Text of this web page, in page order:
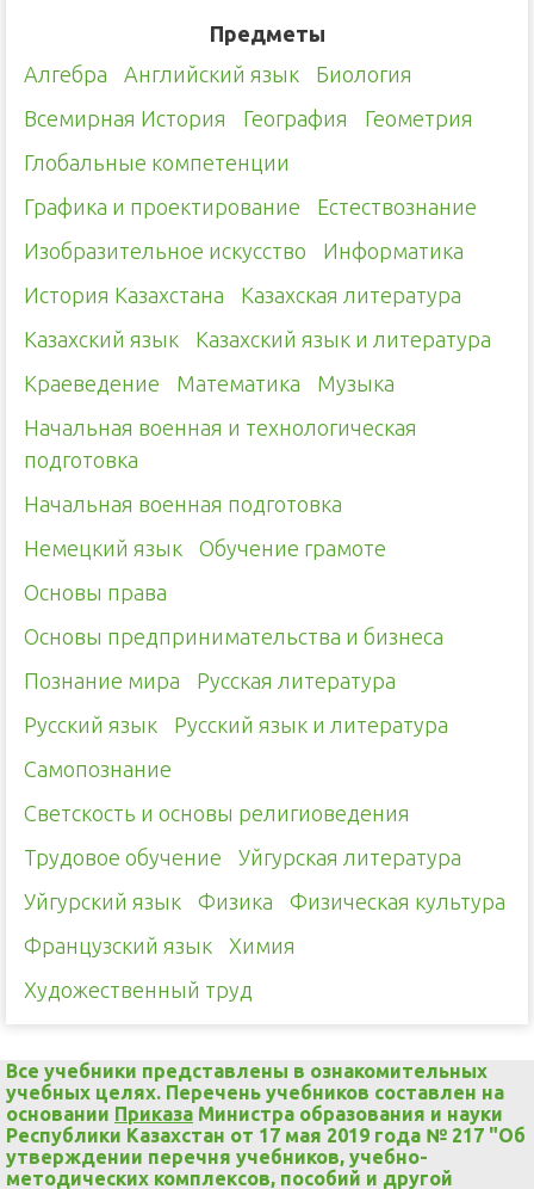
Предметы
Алгебра
Английский язык
Биология
Всемирная История
География
Геометрия
Глобальные компетенции
Графика и проектирование
Естествознание
Изобразительное искусство
Информатика
История Казахстана
Казахская литература
Казахский язык
Казахский язык и литература
Краеведение
Математика
Музыка
Начальная военная и технологическая
подготовка
Начальная военная подготовка
Немецкий язык
Обучение грамоте
Основы права
Основы предпринимательства и бизнеса
Познание мира
Русская литература
Русский язык
Русский язык и литература
Самопознание
Светскость и основы религиоведения
Трудовое обучение
Уйгурская литература
Уйгурский язык
Физика
Физическая культура
Французский язык
Химия
Художественный труд
Все учебники представлены в ознакомительных
учебных целях. Перечень учебников составлен на
основании Приказа Министра образования и науки
Республики Казахстан от 17 мая 2019 года № 217 "Об
утверждении перечня учебников, учебно-
методических комплексов, пособий и другой